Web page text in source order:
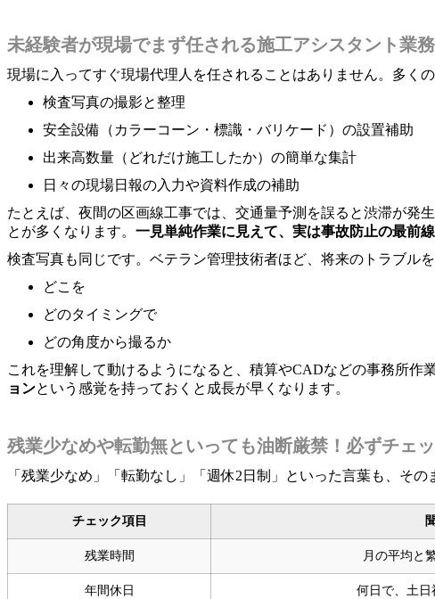
未経験者が現場でまず任される施工アシスタント業
現場に入ってすぐ現場代理人を任されることはありません。多く
検査写真の撮影と整理
安全設備（カラーコーン・標識・バリケード）の設置補助
出来高数量（どれだけ施工したか）の簡単な集計
日々の現場日報の入力や資料作成の補助
たとえば、夜間の区画線工事では、交通量予測を誤ると渋滞が発
とが多くなります。 一見単純作業に見えて、実は事故防止の最前線
検査写真も同じです。ベテラン管理技術者ほど、将来のトラブル
どこを
どのタイミングで
どの角度から撮るか
これを理解して動けるようになると、積算やCADなどの事務所
ョンという感覚を持っておくと成長が早くなります。
残業少なめや転勤無といっても油断厳禁！必ずチェ
「残業少なめ」「転勤なし」「週休2日制」といった言葉も、そ
チェック項目
残業時間 月の平均と
年間休日 何日で、土日